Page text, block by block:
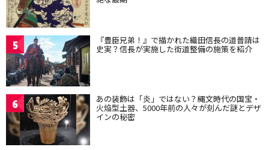
5 『豊臣兄弟！』で描かれた織田信長の道普請は
史実？信長が実施した街道整備の施策を紹介
6 あの装飾は「炎」ではない？縄文時代の国宝・
火焔型土器、5000年前の人々が刻んだ謎とデザ
インの秘密